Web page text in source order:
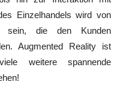
Einzelhandels wird von
sein, die den Kunden
Augmented Reality ist
weitere spannende